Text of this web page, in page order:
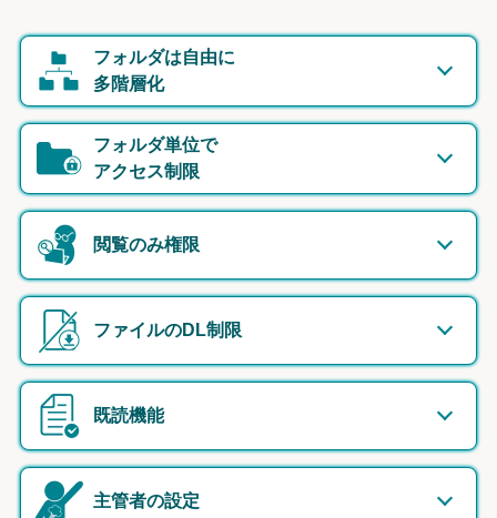
フォルダは自由に
多階層化
フォルダ単位で
アクセス制限
閲覧のみ権限
ファイルのDL制限
既読機能
主管者の設定